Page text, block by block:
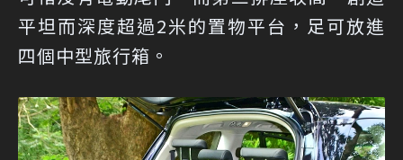
平坦而深度超過2米的置物平台，足可放進
四個中型旅行箱。